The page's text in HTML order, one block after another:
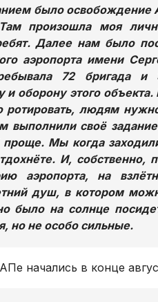
было
произошла моя
Далее нам было
аэропорта имени
72 бригада и
и оборону этого
ротировать, людям
выполнили своё
Мы когда
И,
аэропорта, на
душ, в котором
было на солнце
но не особо сильные.
начались в конце